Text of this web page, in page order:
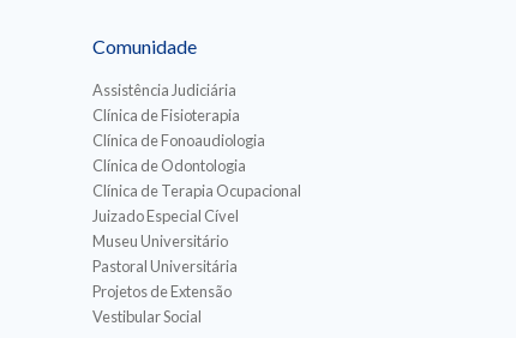
Comunidade
Assistência Judiciária
Clínica de Fisioterapia
Clínica de Fonoaudiologia
Clínica de Odontologia
Clínica de Terapia Ocupacional
Juizado Especial Cível
Museu Universitário
Pastoral Universitária
Projetos de Extensão
Vestibular Social